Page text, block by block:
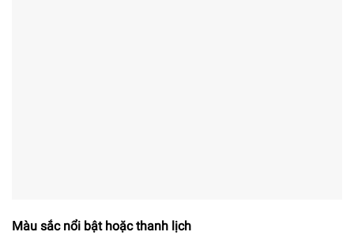
Màu sắc nổi bật hoặc thanh lịch